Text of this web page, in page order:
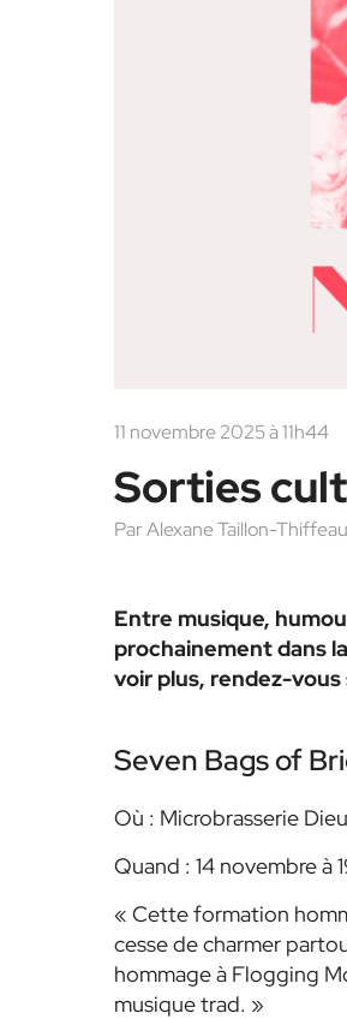
11 novembre 2025 à 11h44
Sorties
ParAlexane Taillon-
Entre musique,
prochainement dans
voir plus, rendez-
Seven Bags of
Où : Microbrasserie
Quand : 14 novembre à
« Cette formation
cesse de charmer
hommage à Flogging
musique trad. »